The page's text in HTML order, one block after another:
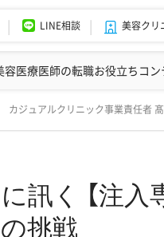
LINE相談 美容クリ
ージェント紹介
容医療医師の転職お役立ちコン
ックインタビュー 美容
カジュアルクリニック事業責任者
く 【注入
挑戦
】美容皮膚科でキャリアを磨